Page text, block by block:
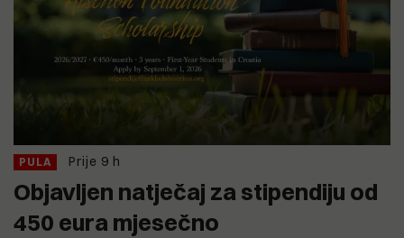
PULA Prije 9 h
Objavljen natječaj za stipendiju od
450 eura mjesečno